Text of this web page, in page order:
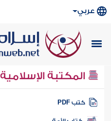
عربي
المكتبة الإسلامية
كتب PDF